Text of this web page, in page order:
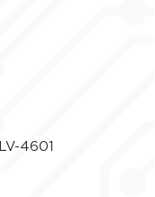
4601